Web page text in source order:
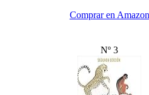
Comprar en Amazon
Nº 3